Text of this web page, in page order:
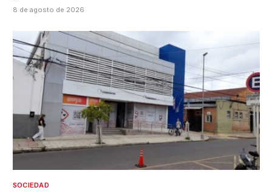
8 de agosto de 2026
SOCIEDAD